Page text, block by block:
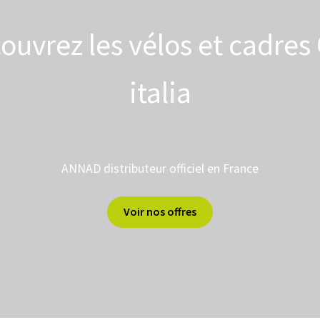
les vélos et cadres
italia
ANNAD distributeur officiel en France
Voir nos offres